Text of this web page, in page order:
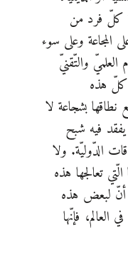
كلّ فرد من
المجاعة وعلى سوء
والتّقنيّ
كلّ هذه
نطاقها بشجاعة لا
فيه شبح
الدّوليّة. ولا
تعالجها هذه
أنّ لبعض هذه
العالم، فإنّها